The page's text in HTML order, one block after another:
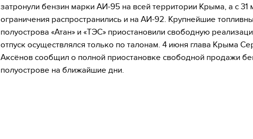
затронули бензин марки АИ-95 на всей территории Крыма, а с 31
ограничения распространились и на АИ-92. Крупнейшие
полуострова «Атан» и «ТЭС» приостановили свободную
отпуск осуществлялся только по талонам. 4 июня глава Крыма
Аксёнов сообщил о полной приостановке свободной продажи
полуострове на ближайшие дни.